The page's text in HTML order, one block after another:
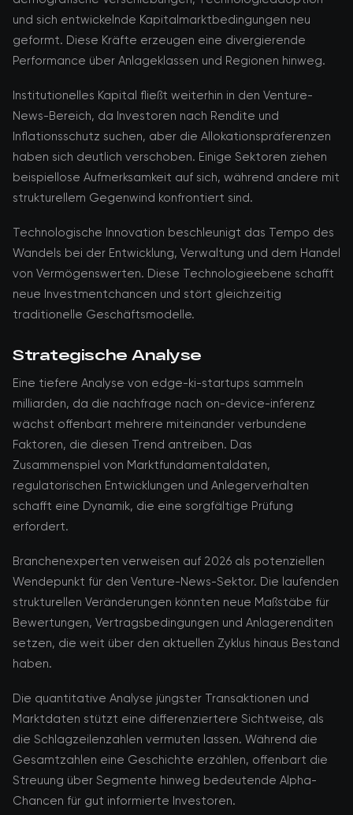
und sich entwickelnde Kapitalmarktbedingungen neu
geformt. Diese Kräfte erzeugen eine divergierende
Performance über Anlageklassen und Regionen hinweg.
Institutionelles Kapital fließt weiterhin in den Venture-
News-Bereich, da Investoren nach Rendite und
Inflationsschutz suchen, aber die Allokationspräferenzen
haben sich deutlich verschoben. Einige Sektoren ziehen
beispiellose Aufmerksamkeit auf sich, während andere mit
strukturellem Gegenwind konfrontiert sind.
Technologische Innovation beschleunigt das Tempo des
Wandels bei der Entwicklung, Verwaltung und dem Handel
von Vermögenswerten. Diese Technologieebene schafft
neue Investmentchancen und stört gleichzeitig
traditionelle Geschäftsmodelle.
Strategische Analyse
Eine tiefere Analyse von edge-ki-startups sammeln
milliarden, da die nachfrage nach on-device-inferenz
wächst offenbart mehrere miteinander verbundene
Faktoren, die diesen Trend antreiben. Das
Zusammenspiel von Marktfundamentaldaten,
regulatorischen Entwicklungen und Anlegerverhalten
schafft eine Dynamik, die eine sorgfältige Prüfung
erfordert.
Branchenexperten verweisen auf 2026 als potenziellen
Wendepunkt für den Venture-News-Sektor. Die laufenden
strukturellen Veränderungen könnten neue Maßstäbe für
Bewertungen, Vertragsbedingungen und Anlagerenditen
setzen, die weit über den aktuellen Zyklus hinaus Bestand
haben.
Die quantitative Analyse jüngster Transaktionen und
Marktdaten stützt eine differenziertere Sichtweise, als
die Schlagzeilenzahlen vermuten lassen. Während die
Gesamtzahlen eine Geschichte erzählen, offenbart die
Streuung über Segmente hinweg bedeutende Alpha-
Chancen für gut informierte Investoren.